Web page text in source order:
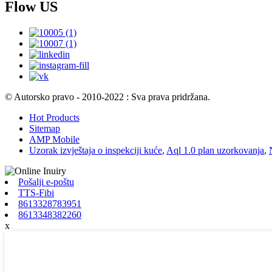
Flow US
© Autorsko pravo - 2010-2022 : Sva prava pridržana.
Hot Products
Sitemap
AMP Mobile
Uzorak izvještaja o inspekciji kuće, Aql 1.0 plan uzorkovanja,
Pošalji e-poštu
TTS-Fibi
8613328783951
8613348382260
x